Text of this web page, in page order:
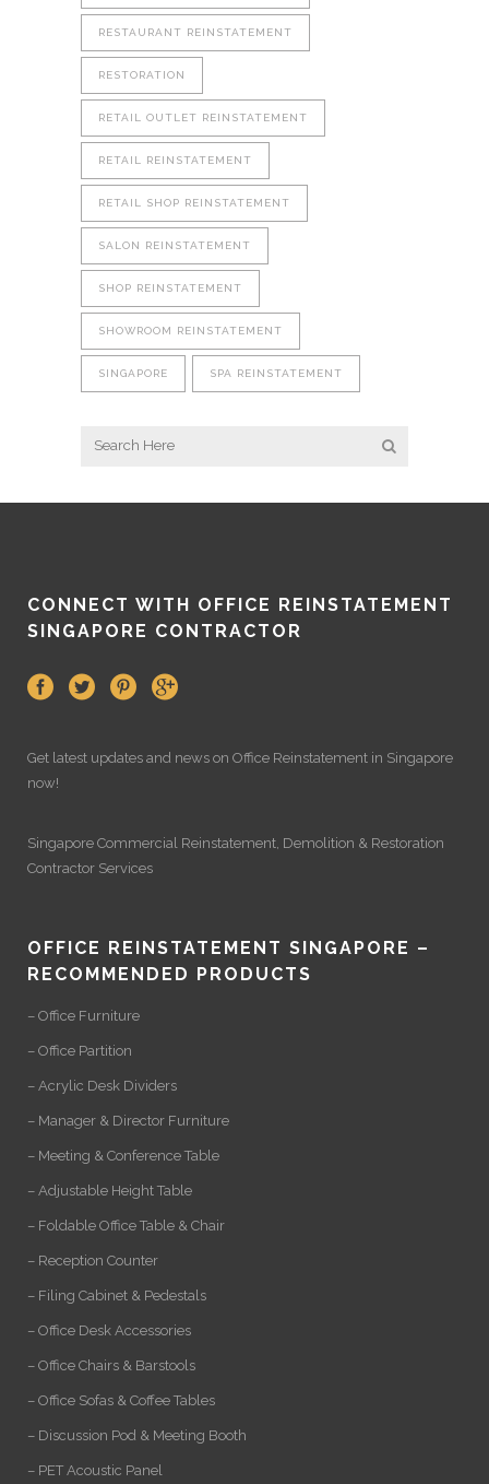
RESTAURANT REINSTATEMENT
RESTORATION
RETAIL OUTLET REINSTATEMENT
RETAIL REINSTATEMENT
RETAIL SHOP REINSTATEMENT
SALON REINSTATEMENT
SHOP REINSTATEMENT
SHOWROOM REINSTATEMENT
SINGAPORE SPA REINSTATEMENT
CONNECT WITH OFFICE REINSTATEMENT
SINGAPORE CONTRACTOR
Get latest updates and news on Office Reinstatement in Singapore
now!
Singapore Commercial Reinstatement, Demolition & Restoration
Contractor Services
OFFICE REINSTATEMENT SINGAPORE –
RECOMMENDED PRODUCTS
– Office Furniture
– Office Partition
– Acrylic Desk Dividers
– Manager & Director Furniture
– Meeting & Conference Table
– Adjustable Height Table
– Foldable Office Table & Chair
– Reception Counter
– Filing Cabinet & Pedestals
– Office Desk Accessories
– Office Chairs & Barstools
– Office Sofas & Coffee Tables
– Discussion Pod & Meeting Booth
– PET Acoustic Panel